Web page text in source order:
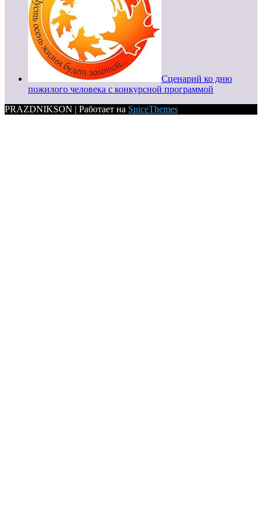
Сценарий ко дню
пожилого человека с конкурсной программой
PRAZDNIKSON | Работает на SpiceThemes